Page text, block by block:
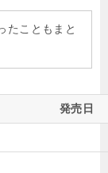
たこともまと
発売日